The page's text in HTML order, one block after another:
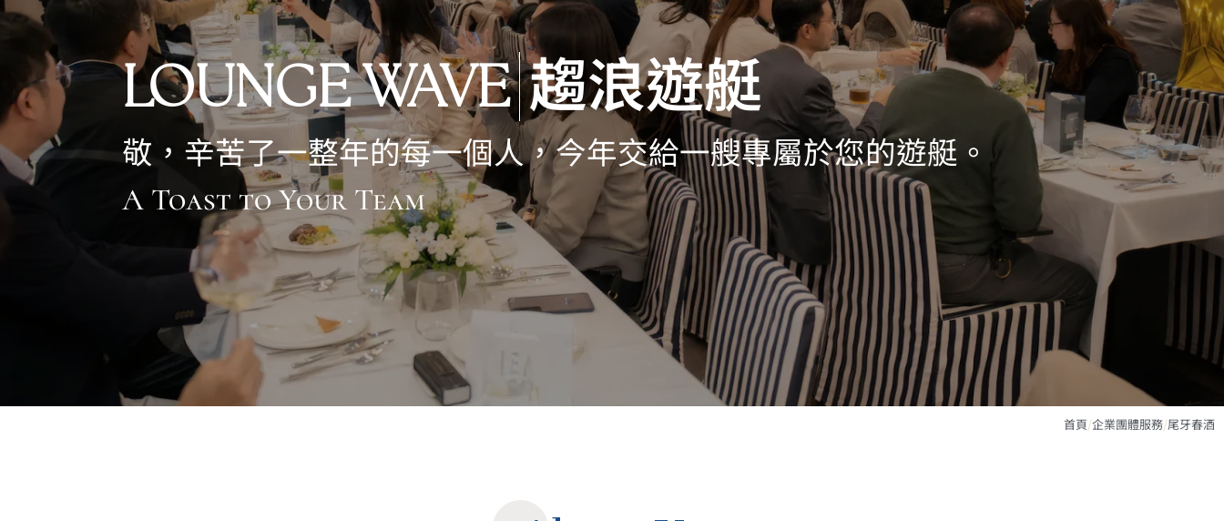
LOUNGE WAVE 趨浪遊艇
敬，辛苦了一整年的每一個人，今年交給一艘專屬於您的遊艇。
A Toast to Your Team
首頁/企業團體服務/尾牙春酒